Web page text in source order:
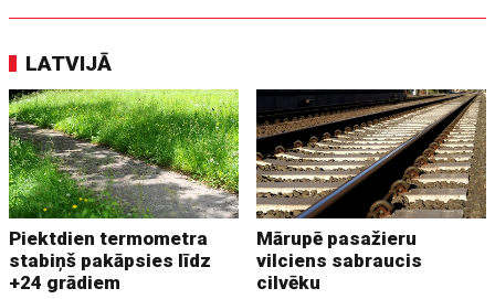
LATVIJĀ
Piektdien termometra
stabiņš pakāpsies līdz
+24 grādiem
Mārupē pasažieru
vilciens sabraucis
cilvēku